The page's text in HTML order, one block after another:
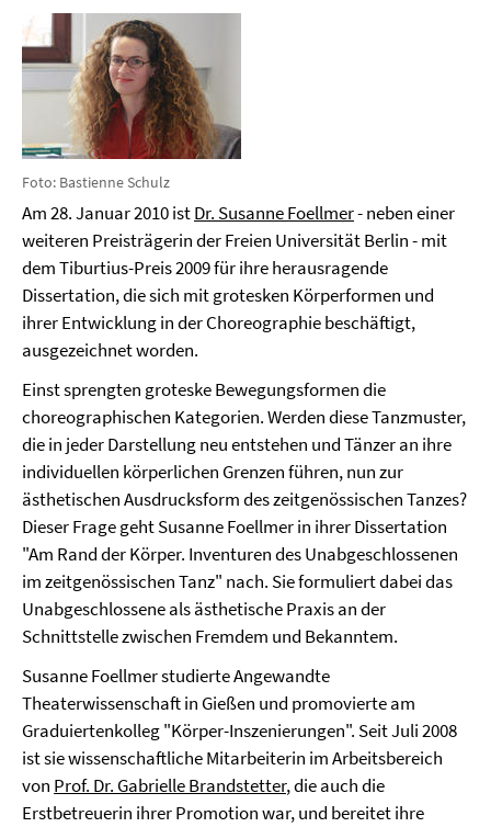
Foto: Bastienne Schulz
Am 28. Januar 2010 istDr. Susanne Foellmer- neben einer
weiteren Preisträgerin der Freien Universität Berlin - mit
dem Tiburtius-Preis 2009 für ihre herausragende
Dissertation, die sich mit grotesken Körperformen und
ihrer Entwicklung in der Choreographie beschäftigt,
ausgezeichnet worden.
Einst sprengten groteske Bewegungsformen die
choreographischen Kategorien. Werden diese Tanzmuster,
die in jeder Darstellung neu entstehen und Tänzer an ihre
individuellen körperlichen Grenzen führen, nun zur
ästhetischen Ausdrucksform des zeitgenössischen Tanzes?
Dieser Frage geht Susanne Foellmer in ihrer Dissertation
"Am Rand der Körper. Inventuren des Unabgeschlossenen
im zeitgenössischen Tanz" nach. Sie formuliert dabei das
Unabgeschlossene als ästhetische Praxis an der
Schnittstelle zwischen Fremdem und Bekanntem.
Susanne Foellmer studierte Angewandte
Theaterwissenschaft in Gießen und promovierte am
Graduiertenkolleg "Körper-Inszenierungen". Seit Juli 2008
ist sie wissenschaftliche Mitarbeiterin im Arbeitsbereich
von Prof. Dr. Gabrielle Brandstetter, die auch die
Erstbetreuerin ihrer Promotion war, und bereitet ihre